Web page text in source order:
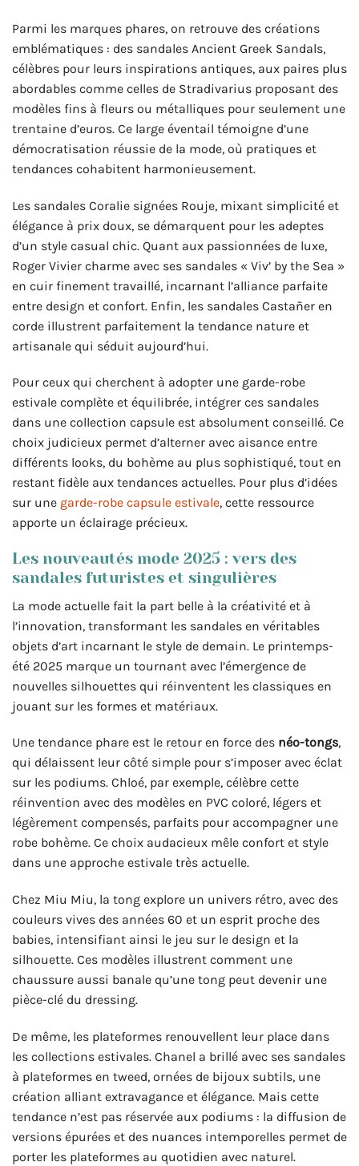
Parmi les marques phares, on retrouve des créations
emblématiques : des sandales Ancient Greek Sandals,
célèbres pour leurs inspirations antiques, aux paires plus
abordables comme celles de Stradivarius proposant des
modèles fins à fleurs ou métalliques pour seulement une
trentaine d’euros. Ce large éventail témoigne d’une
démocratisation réussie de la mode, où pratiques et
tendances cohabitent harmonieusement.
Les sandales Coralie signées Rouje, mixant simplicité et
élégance à prix doux, se démarquent pour les adeptes
d’un style casual chic. Quant aux passionnées de luxe,
Roger Vivier charme avec ses sandales « Viv’ by the Sea »
en cuir finement travaillé, incarnant l’alliance parfaite
entre design et confort. Enfin, les sandales Castañer en
corde illustrent parfaitement la tendance nature et
artisanale qui séduit aujourd’hui.
Pour ceux qui cherchent à adopter une garde-robe
estivale complète et équilibrée, intégrer ces sandales
dans une collection capsule est absolument conseillé. Ce
choix judicieux permet d’alterner avec aisance entre
différents looks, du bohème au plus sophistiqué, tout en
restant fidèle aux tendances actuelles. Pour plus d’idées
sur une garde-robe capsule estivale, cette ressource
apporte un éclairage précieux.
Les nouveautés mode 2025 : vers des
sandales futuristes et singulières
La mode actuelle fait la part belle à la créativité et à
l’innovation, transformant les sandales en véritables
objets d’art incarnant le style de demain. Le printemps-
été 2025 marque un tournant avec l’émergence de
nouvelles silhouettes qui réinventent les classiques en
jouant sur les formes et matériaux.
Une tendance phare est le retour en force des néo-tongs,
qui délaissent leur côté simple pour s’imposer avec éclat
sur les podiums. Chloé, par exemple, célèbre cette
réinvention avec des modèles en PVC coloré, légers et
légèrement compensés, parfaits pour accompagner une
robe bohème. Ce choix audacieux mêle confort et style
dans une approche estivale très actuelle.
Chez Miu Miu, la tong explore un univers rétro, avec des
couleurs vives des années 60 et un esprit proche des
babies, intensifiant ainsi le jeu sur le design et la
silhouette. Ces modèles illustrent comment une
chaussure aussi banale qu’une tong peut devenir une
pièce-clé du dressing.
De même, les plateformes renouvellent leur place dans
les collections estivales. Chanel a brillé avec ses sandales
à plateformes en tweed, ornées de bijoux subtils, une
création alliant extravagance et élégance. Mais cette
tendance n’est pas réservée aux podiums : la diffusion de
versions épurées et des nuances intemporelles permet de
porter les plateformes au quotidien avec naturel.